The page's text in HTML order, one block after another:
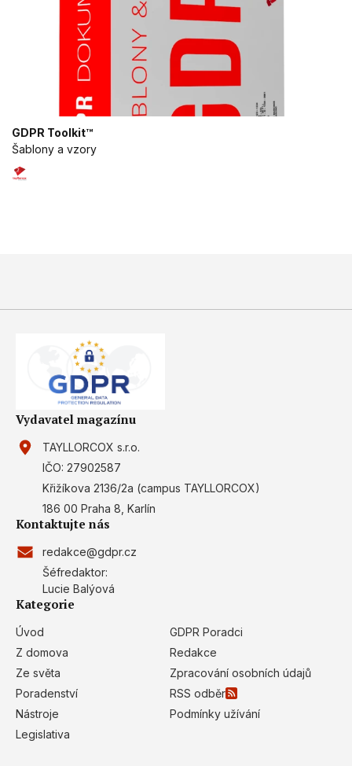
GDPR Toolkit™
Šablony a vzory
Vydavatel magazínu
TAYLLORCOX s.r.o.
IČO: 27902587
Křižíkova 2136/2a (campus TAYLLORCOX)
186 00 Praha 8, Karlín
Kontaktujte nás
redakce@gdpr.cz
Šéfredaktor:
Lucie Balýová
Kategorie
Úvod
Z domova
Ze světa
Poradenství
Nástroje
Legislativa
GDPR Poradci
Redakce
Zpracování osobních údajů
RSS odběr
Podmínky užívání